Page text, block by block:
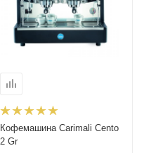
Кофемашина Carimali Cento
2 Gr